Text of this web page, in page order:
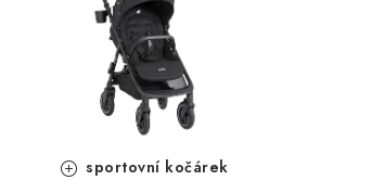
sportovní kočárek